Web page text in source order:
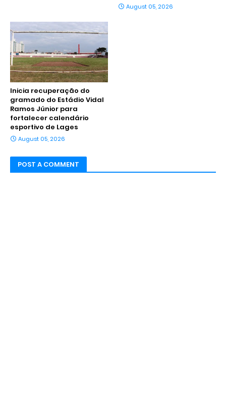
August 05, 2026
Inicia recuperação do
gramado do Estádio Vidal
Ramos Júnior para
fortalecer calendário
esportivo de Lages
August 05, 2026
POST A COMMENT